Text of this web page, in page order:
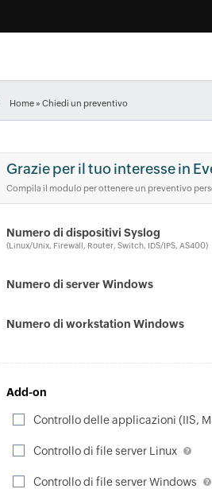
Home » Chiedi un preventivo
Grazie per il tuo interesse in
Compila il modulo per ottenere un preventivo
Numero di dispositivi Syslog
(Linux/Unix, Firewall, Router, Switch, IDS/IPS, AS400)
Numero di server Windows
Numero di workstation Windows
Add-on
Controllo delle applicazioni (IIS,
Controllo di file server Linux
Controllo di file server Windows